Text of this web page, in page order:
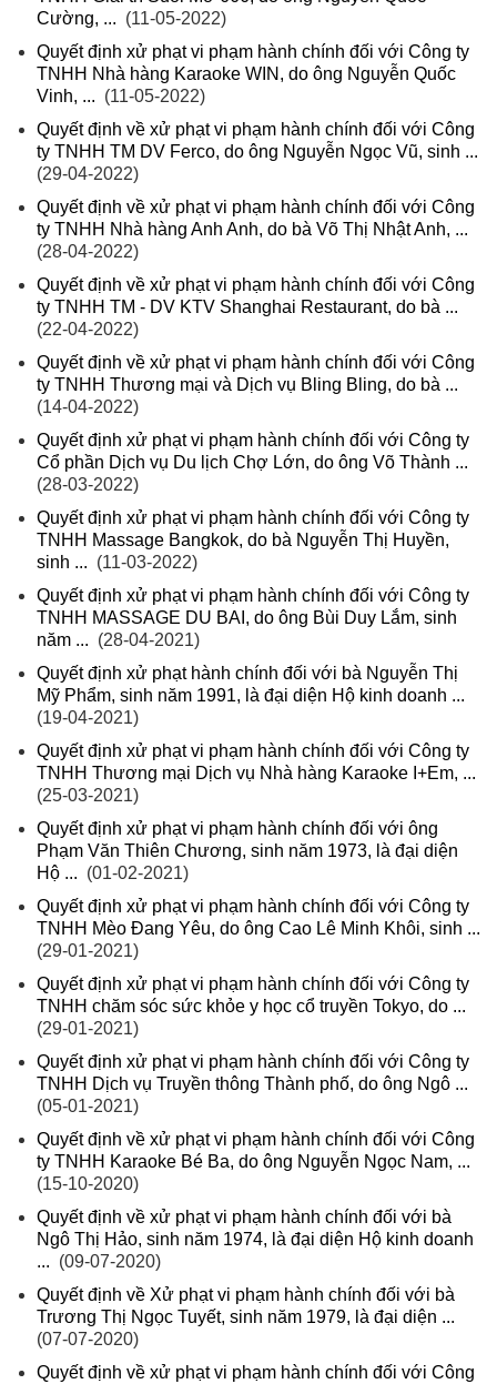
Cường, ... (11-05-2022)
Quyết định xử phạt vi phạm hành chính đối với Công ty
TNHH Nhà hàng Karaoke WIN, do ông Nguyễn Quốc
Vinh, ... (11-05-2022)
Quyết định về xử phạt vi phạm hành chính đối với Công
ty TNHH TM DV Ferco, do ông Nguyễn Ngọc Vũ, sinh ...
(29-04-2022)
Quyết định về xử phạt vi phạm hành chính đối với Công
ty TNHH Nhà hàng Anh Anh, do bà Võ Thị Nhật Anh, ...
(28-04-2022)
Quyết định về xử phạt vi phạm hành chính đối với Công
ty TNHH TM - DV KTV Shanghai Restaurant, do bà ...
(22-04-2022)
Quyết định về xử phạt vi phạm hành chính đối với Công
ty TNHH Thương mại và Dịch vụ Bling Bling, do bà ...
(14-04-2022)
Quyết định xử phạt vi phạm hành chính đối với Công ty
Cổ phần Dịch vụ Du lịch Chợ Lớn, do ông Võ Thành ...
(28-03-2022)
Quyết định xử phạt vi phạm hành chính đối với Công ty
TNHH Massage Bangkok, do bà Nguyễn Thị Huyền,
sinh ... (11-03-2022)
Quyết định xử phạt vi phạm hành chính đối với Công ty
TNHH MASSAGE DU BAI, do ông Bùi Duy Lắm, sinh
năm ... (28-04-2021)
Quyết định xử phạt hành chính đối với bà Nguyễn Thị
Mỹ Phẩm, sinh năm 1991, là đại diện Hộ kinh doanh ...
(19-04-2021)
Quyết định xử phạt vi phạm hành chính đối với Công ty
TNHH Thương mại Dịch vụ Nhà hàng Karaoke I+Em, ...
(25-03-2021)
Quyết định xử phạt vi phạm hành chính đối với ông
Phạm Văn Thiên Chương, sinh năm 1973, là đại diện
Hộ ... (01-02-2021)
Quyết định xử phạt vi phạm hành chính đối với Công ty
TNHH Mèo Đang Yêu, do ông Cao Lê Minh Khôi, sinh ...
(29-01-2021)
Quyết định xử phạt vi phạm hành chính đối với Công ty
TNHH chăm sóc sức khỏe y học cổ truyền Tokyo, do ...
(29-01-2021)
Quyết định xử phạt vi phạm hành chính đối với Công ty
TNHH Dịch vụ Truyền thông Thành phố, do ông Ngô ...
(05-01-2021)
Quyết định về xử phạt vi phạm hành chính đối với Công
ty TNHH Karaoke Bé Ba, do ông Nguyễn Ngọc Nam, ...
(15-10-2020)
Quyết định về xử phạt vi phạm hành chính đối với bà
Ngô Thị Hảo, sinh năm 1974, là đại diện Hộ kinh doanh
... (09-07-2020)
Quyết định về Xử phạt vi phạm hành chính đối với bà
Trương Thị Ngọc Tuyết, sinh năm 1979, là đại diện ...
(07-07-2020)
Quyết định về xử phạt vi phạm hành chính đối với Công